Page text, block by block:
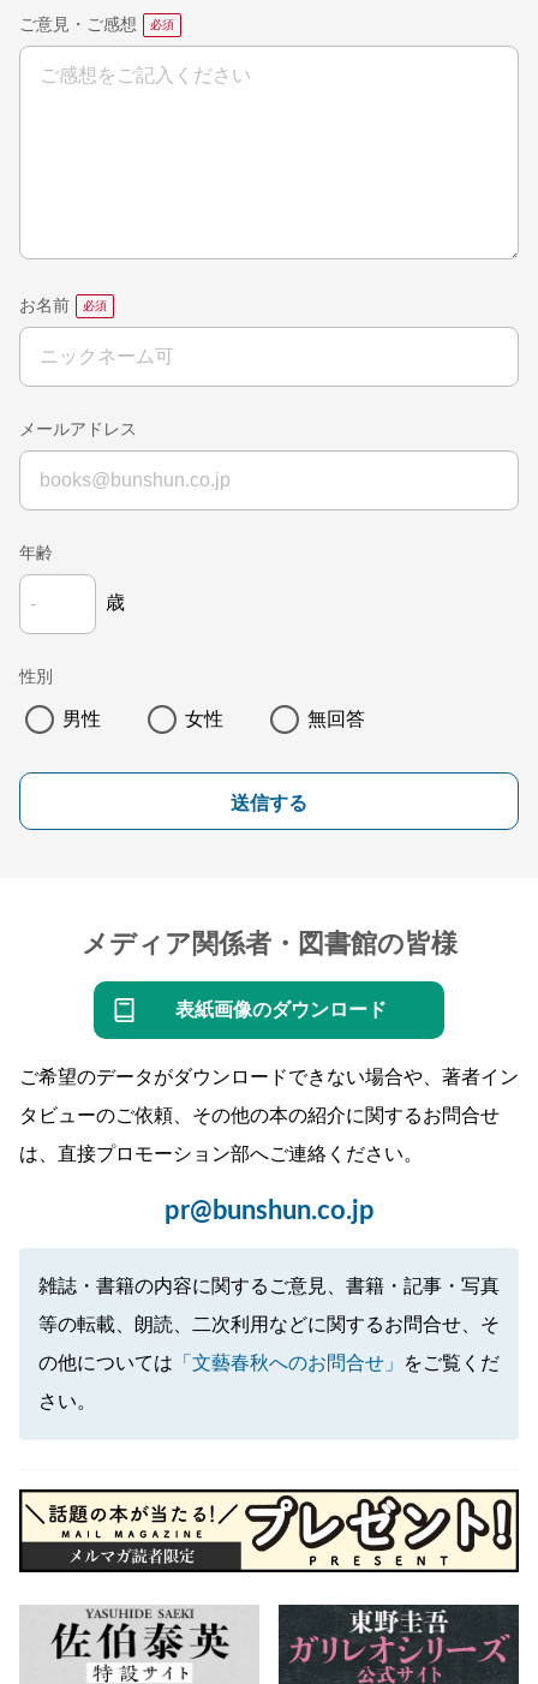
ご意見・ご感想
お名前
メールアドレス
年齢
歳
性別
男性 女性 無回答
送信する
メディア関係者・図書館の皆様
表紙画像のダウンロード
ご希望のデータがダウンロードできない場合や、著者イン
タビューのご依頼、その他の本の紹介に関するお問合せ
は、直接プロモーション部へご連絡ください。
pr@bunshun.co.jp
雑誌・書籍の内容に関するご意見、書籍・記事・写真
等の転載、朗読、二次利用などに関するお問合せ、そ
の他については 「文藝春秋へのお問合せ」
をご覧くだ
さい。